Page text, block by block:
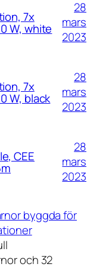
7x
W, white
28
mars
2023
7x
W, black
28
mars
2023
CEE
28
mars
2023
byggda för
och 32